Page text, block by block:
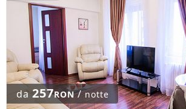
da 257RON/notte